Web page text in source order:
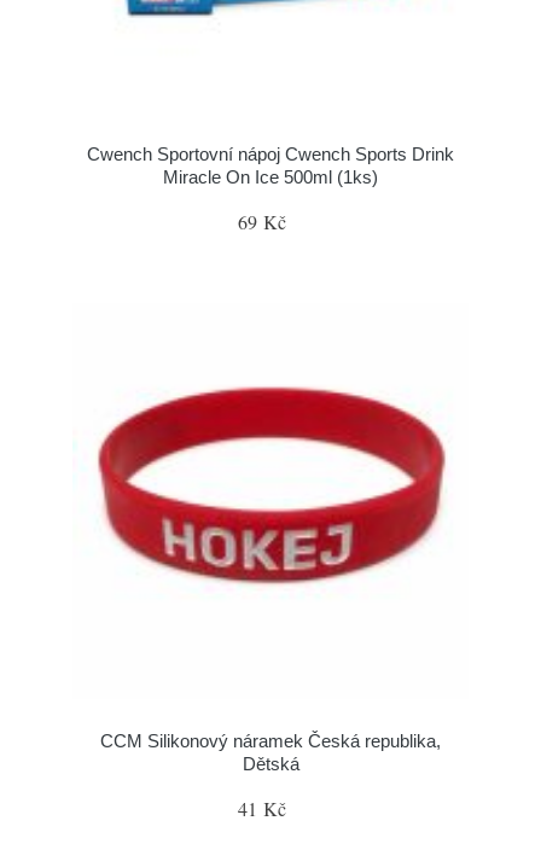
Cwench Sportovní nápoj Cwench Sports Drink
Miracle On Ice 500ml (1ks)
69 Kč
CCM Silikonový náramek Česká republika,
Dětská
41 Kč